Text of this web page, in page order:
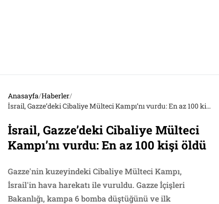
Anasayfa/Haberler/
İsrail, Gazze’deki Cibaliye Mülteci Kampı’nı vurdu: En az 100 kişi öldü
İsrail, Gazze’deki Cibaliye Mülteci
Kampı’nı vurdu: En az 100 kişi öldü
Gazze'nin kuzeyindeki Cibaliye Mülteci Kampı,
İsrail'in hava harekatı ile vuruldu. Gazze İçişleri
Bakanlığı, kampa 6 bomba düştüğünü ve ilk